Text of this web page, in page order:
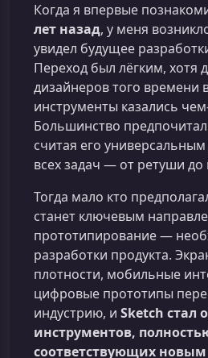
Когда я впервые
лет назад, у меня
увидел будущее
Переход был лёгким, хотя
дизайнеров того времени
инструменты казались
Большинство
считая его
всех задач — от ретуши
Тогда мало кто
станет ключевым
прототипирование —
разработки продукта.
плотности, мобильные
цифровые прототипы
индустрию, и Sketch стал
инструментов,
соответствующих